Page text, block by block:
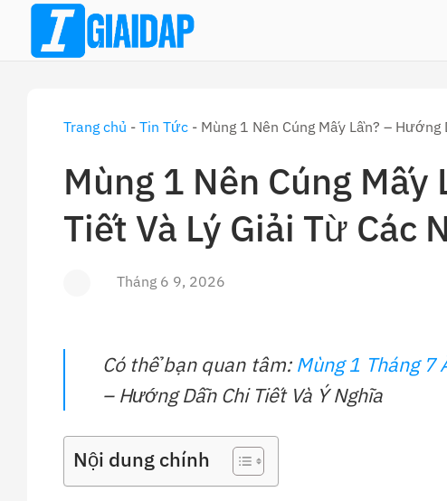
content
Trang chủ - Tin Tức - Mùng 1 Nên Cúng Mấy Lần? –
Mùng 1 Nên Cúng
Tiết Và Lý Giải Từ Các
Tháng 6 9, 2026
Có thể bạn quan tâm: Mùng 1 Tháng 7
– Hướng Dẫn Chi Tiết Và Ý Nghĩa
Nội dung chính